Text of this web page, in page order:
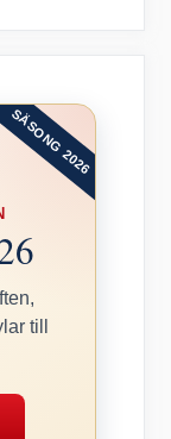
SÄSONG 2026
till